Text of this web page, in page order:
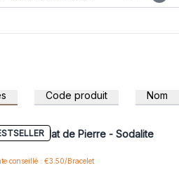
Code produit Nom
vous ou inscrivez-vous pour accéder
aux prix de gros
en Éclat de Pierre - Sodalite
conseillé : €3.50/Bracelet